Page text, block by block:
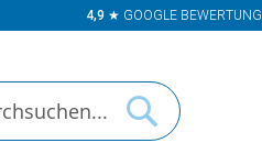
4,9 ★ GOOGLE BEWERTUNG